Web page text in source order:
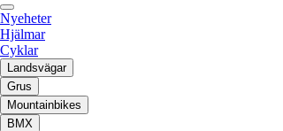
Nyeheter
Hjälmar
Cyklar
Landsvägar
Grus
Mountainbikes
BMX